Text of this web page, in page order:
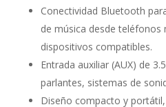
Conectividad Bluetooth
de música desde teléfonos
dispositivos compatibles.
Entrada auxiliar (AUX) de
parlantes, sistemas de
Diseño compacto y